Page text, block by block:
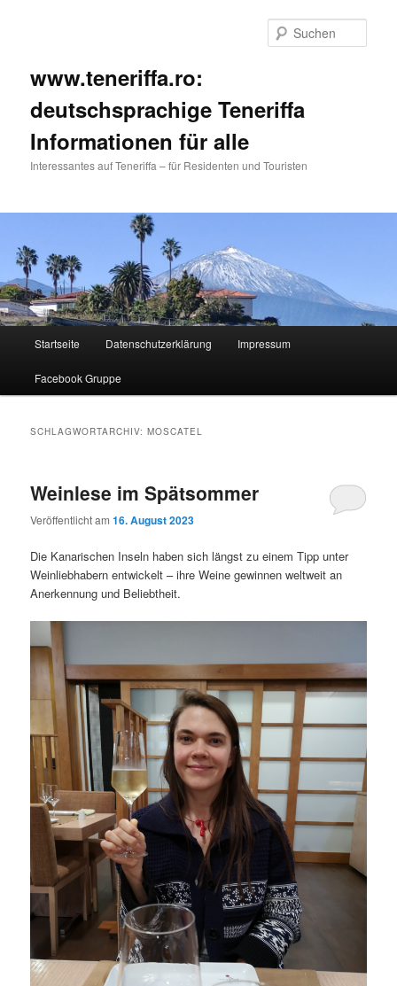
www.teneriffa.ro:
deutschsprachige Teneriffa
Informationen für alle
Interessantes auf Teneriffa – für Residenten und Touristen
Zum
primären
Zum
sekundären
Startseite Datenschutzerklärung Impressum
Facebook Gruppe
SCHLAGWORTARCHIV:MOSCATEL
Weinlese im Spätsommer
Veröffentlicht am16. August 2023
Die Kanarischen Inseln haben sich längst zu einem Tipp unter
Weinliebhabern entwickelt – ihre Weine gewinnen weltweit an
Anerkennung und Beliebtheit.